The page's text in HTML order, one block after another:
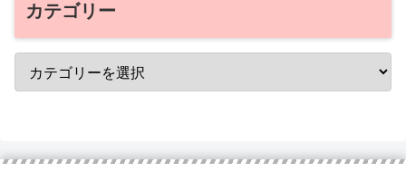
カテゴリー